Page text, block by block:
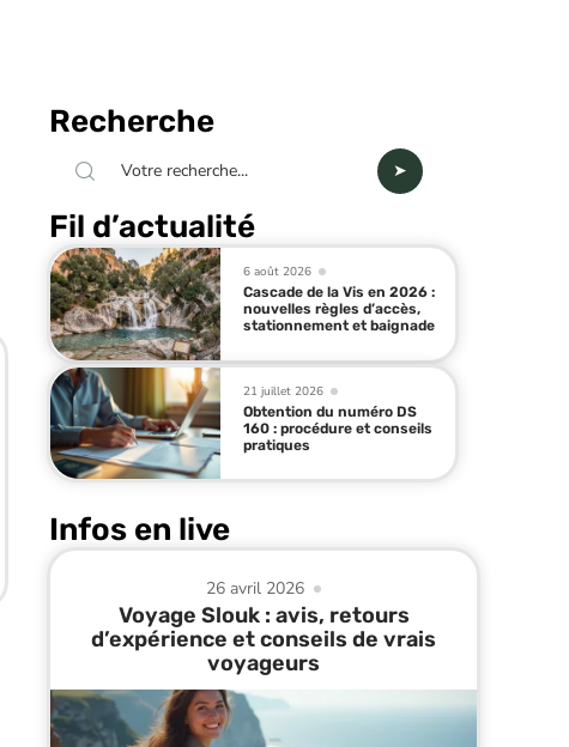
Recherche
Fil d’actualité
6 août 2026
Cascade de la Vis en 2026 :
nouvelles règles d’accès,
stationnement et baignade
21 juillet 2026
Obtention du numéro DS
160 : procédure et conseils
pratiques
Infos en live
26 avril 2026
Voyage Slouk : avis, retours
d’expérience et conseils de vrais
voyageurs